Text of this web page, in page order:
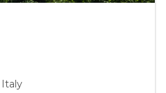
Italy